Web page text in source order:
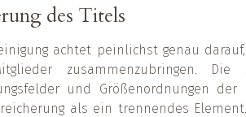
des Titels
achtet peinlichst genau
zusammenzubringen. Die
und Größenordnungen
als ein trennendes